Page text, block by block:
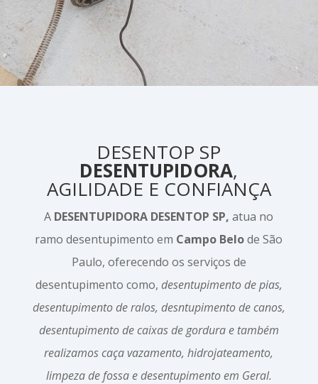
DESENTOP SP
DESENTUPIDORA,
AGILIDADE E CONFIANÇA
A DESENTUPIDORA DESENTOP SP,atua no
ramo desentupimento em Campo Belode São
Paulo, oferecendo os serviços de
desentupimento como, desentupimento de pias,
desentupimento de ralos, desntupimento de canos,
desentupimento de caixas de gordura e também
realizamos caça vazamento, hidrojateamento,
limpeza de fossa e desentupimento em Geral.